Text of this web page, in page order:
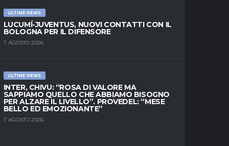
ULTIME NEWS
LUCUMÍ-JUVENTUS, NUOVI CONTATTI CON IL
BOLOGNA PER IL DIFENSORE
7 AGOSTO 2026
ULTIME NEWS
INTER, CHIVU: “ROSA DI VALORE MA
SAPPIAMO QUELLO CHE ABBIAMO BISOGNO
PER ALZARE IL LIVELLO”. PROVEDEL: “MESE
BELLO ED EMOZIONANTE”
7 AGOSTO 2026